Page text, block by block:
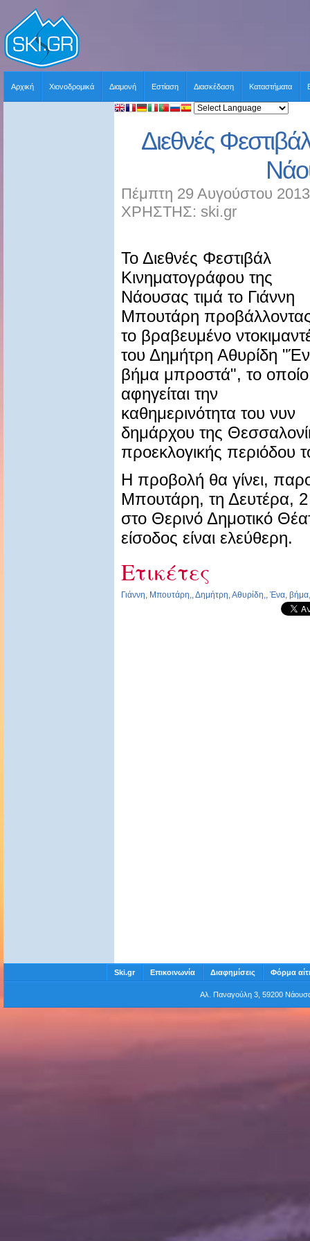
Αρχική Χιονοδρομικά Διαμονή Εστίαση Διασκέδαση Καταστήματα
Διεθνές
Πέμπτη 29 Αυγούστου
ΧΡΗΣΤΗΣ: ski.gr
Το Διεθνές Φεστιβάλ
Κινηματογράφου της
Νάουσας τιμά το Γιάννη
Μπουτάρη
το βραβευμένο
του Δημήτρη Αθυρίδη
βήμα μπροστά", το οποίο
αφηγείται την
καθημερινότητα του νυν
δημάρχου της
προεκλογικής περιόδου
Η προβολή θα γίνει,
Μπουτάρη, τη Δευτέρα, 2
στο Θερινό Δημοτικό
είσοδος είναι ελεύθερη.
Ετικέτες
Γιάννη, Μπουτάρη,,Δημήτρη,Αθυρίδη,, Ένα, βήμα
Ski.gr Επικοινωνία Διαφημίσεις Φόρμα
Αλ. Παναγούλη 3, 59200